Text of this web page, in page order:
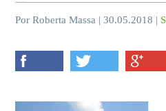
Por Roberta Massa | 30.05.2018 |